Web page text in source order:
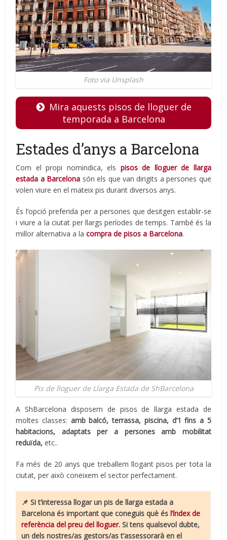
Foto via Unsplash
Mira aquests pisos de lloguer de
temporada a Barcelona
Estades d’anys a Barcelona
Com el propi nomindica, els pisos de lloguer de llarga
estada a Barcelona són els que van dirigits a persones que
volen viure en el mateix pis durant diversos anys.
És l’opció preferida per a persones que desitgen establir-se
i viure a la ciutat per llargs períodes de temps. També és la
millor alternativa a lacompra de pisos a Barcelona.
Pis de lloguer de Llarga Estada de ShBarcelona
A ShBarcelona disposem de pisos de llarga estada de
moltes classes: amb balcó, terrassa, piscina, d’1 fins a 5
habitacions, adaptats per a persones amb mobilitat
reduïda, etc..
Fa més de 20 anys que treballem llogant pisos per tota la
ciutat, per això coneixem el sector perfectament.
📌 Si t’interessa llogar un pis de llarga estada a
Barcelona és important que coneguis què ésl’índex de
referència del preu del lloguer. Si tens qualsevol dubte,
un dels nostres/as gestors/as t’assessorarà en el